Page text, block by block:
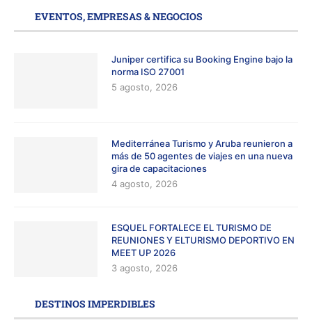
EVENTOS, EMPRESAS & NEGOCIOS
Juniper certifica su Booking Engine bajo la
norma ISO 27001
5 agosto, 2026
Mediterránea Turismo y Aruba reunieron a
más de 50 agentes de viajes en una nueva
gira de capacitaciones
4 agosto, 2026
ESQUEL FORTALECE EL TURISMO DE
REUNIONES Y ELTURISMO DEPORTIVO EN
MEET UP 2026
3 agosto, 2026
DESTINOS IMPERDIBLES